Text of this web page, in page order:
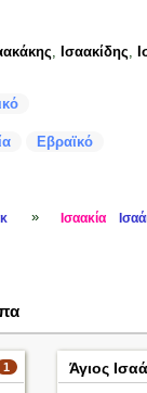
, Ισαακίδης,
Εβραϊκό
» Ισαακία
1 Άγιος